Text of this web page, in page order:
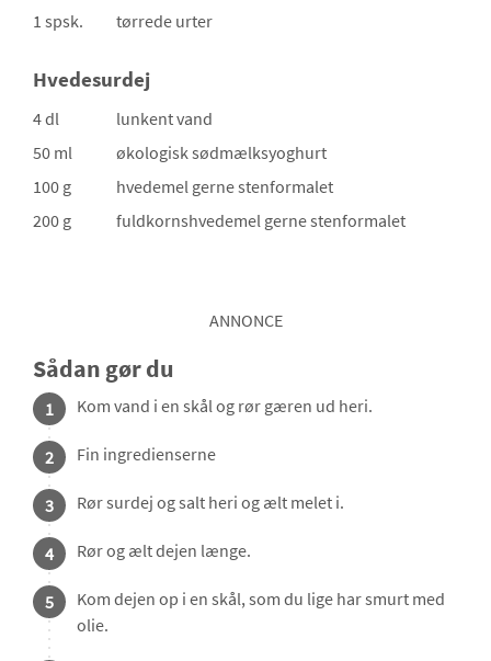
1 spsk.
tørrede urter
Hvedesurdej
4 dl
lunkent vand
50 ml
økologisk sødmælksyoghurt
100 g
hvedemel gerne stenformalet
200 g
fuldkornshvedemel gerne stenformalet
ANNONCE
Sådan gør du
1 Kom vand i en skål og rør gæren ud heri.
2 Fin ingredienserne
3 Rør surdej og salt heri og ælt melet i.
4 Rør og ælt dejen længe.
5
Kom dejen op i en skål, som du lige har smurt med
olie.